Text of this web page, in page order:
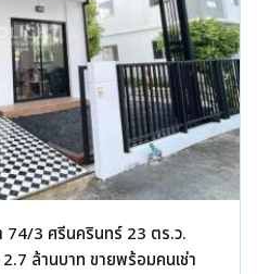
74/3 ศรีนครินทร์ 23 ตร.ว.
ล้านบาท ขายพร้อมคนเช่า